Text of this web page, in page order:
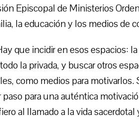
Episcopal de Ministerios
la educación y los medios de
que incidir en esos espacios:
la privada, y buscar otros
como medios para
paso para una auténtica
al llamado a la vida